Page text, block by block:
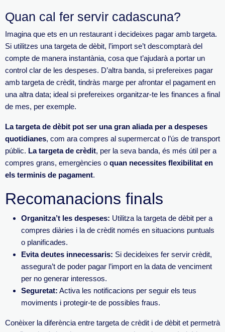
Quan cal fer servir cadascuna?
Imagina que ets en un restaurant i decideixes pagar amb targeta.
Si utilitzes una targeta de dèbit, l’import se’t descomptarà del
compte de manera instantània, cosa que t’ajudarà a portar un
control clar de les despeses. D’altra banda, si prefereixes pagar
amb targeta de crèdit, tindràs marge per afrontar el pagament en
una altra data; ideal si prefereixes organitzar-te les finances a final
de mes, per exemple.
La targeta de dèbit pot ser una gran aliada per a despeses
quotidianes, com ara compres al supermercat o l’ús de transport
públic. La targeta de crèdit, per la seva banda, és més útil per a
compres grans, emergències o quan necessites flexibilitat en
els terminis de pagament.
Recomanacions finals
Organitza’t les despeses: Utilitza la targeta de dèbit per a
compres diàries i la de crèdit només en situacions puntuals
o planificades.
Evita deutes innecessaris: Si decideixes fer servir crèdit,
assegura’t de poder pagar l’import en la data de venciment
per no generar interessos.
Seguretat: Activa les notificacions per seguir els teus
moviments i protegir-te de possibles fraus.
Conèixer la diferència entre targeta de crèdit i de dèbit et permetrà